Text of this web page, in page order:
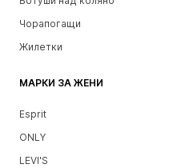
Чорапогащи
Жилетки
МАРКИ ЗА ЖЕНИ
Esprit
ONLY
LEVI'S